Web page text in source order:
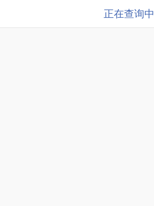
正在查询中